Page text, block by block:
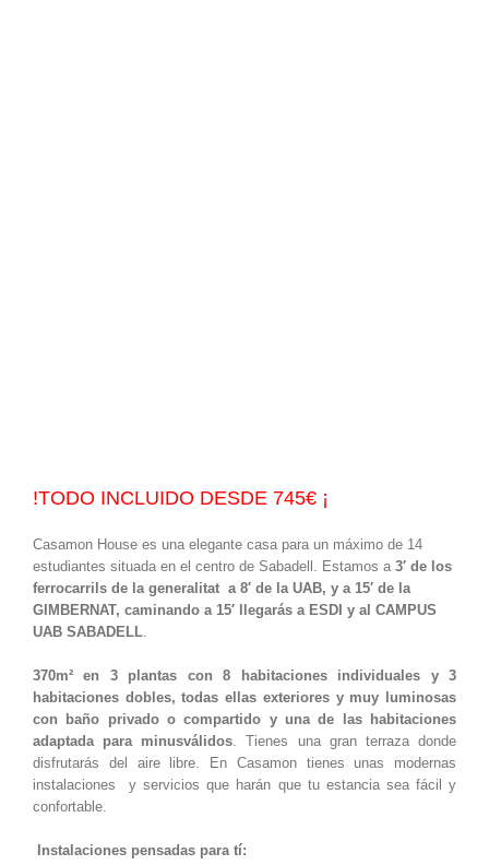
!TODO INCLUIDO DESDE 745€ ¡
Casamon House es una elegante casa para un máximo de 14
estudiantes situada en el centro de Sabadell. Estamos a 3′ de los
ferrocarrils de la generalitat a 8′ de la UAB, y a 15′ de la
GIMBERNAT, caminando a 15′ llegarás a ESDI y al CAMPUS
UAB SABADELL.
370m² en 3 plantas con 8 habitaciones individuales y 3
habitaciones dobles, todas ellas exteriores y muy luminosas
con baño privado o compartido y una de las habitaciones
adaptada para minusválidos. Tienes una gran terraza donde
disfrutarás del aire libre. En Casamon tienes unas modernas
instalaciones y servicios que harán que tu estancia sea fácil y
confortable.
Instalaciones pensadas para tí: